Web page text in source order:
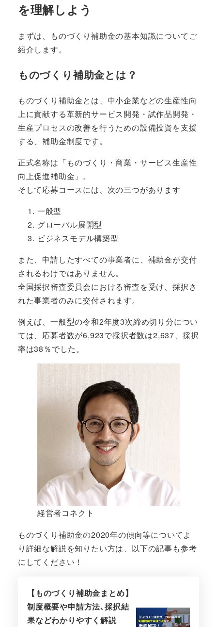
を理解しよう
まずは、ものづくり補助金の基本知識についてご
紹介します。
ものづくり補助金とは？
ものづくり補助金とは、中小企業などの生産性向
上に貢献する革新的サービス開発・試作品開発・
生産プロセスの改善を行うための設備投資を支援
する、補助金制度です。
正式名称は「ものづくり・商業・サービス生産性
向上促進補助金」。
そして応募コースには、次の三つがあります
一般型
グローバル展開型
ビジネスモデル構築型
また、申請したすべての事業者に、補助金が交付
されるわけではありません。
全国採択審査委員会における審査を受け、採択さ
れた事業者のみに交付されます。
例えば、一般型の令和2年度3次締め切り分につい
ては、応募者数が6,923で採択者数は2,637、採択
率は38％でした。
経営者コネクト
ものづくり補助金の2020年の傾向等についてよ
り詳細な解説を知りたい方は、以下の記事も参考
にしてください！
【ものづくり補助金まとめ】
制度概要や申請方法､採択結
果などわかりやすく解説